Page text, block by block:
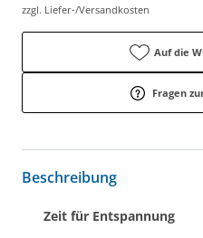
zzgl. Liefer-/Versandkosten
Auf die
Fragen
Beschreibung
Zeit für Entspannung